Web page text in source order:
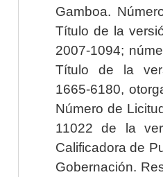
Gamboa.
Título de la
2007-1094;
Título de la
1665-6180,
Número de
11022 de la
Calificadora de
Gobernación.